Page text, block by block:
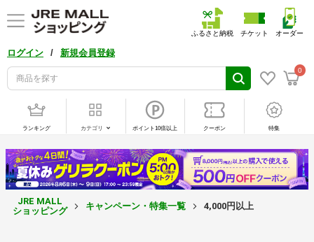
ログイン / 新規会員登録
0
ふるさと納税 チケット オーダー
ランキング カテゴリ ポイント10倍以上 クーポン 特集
JRE MALL
ショッピング
キャンペーン・特集一覧 4,000円以上